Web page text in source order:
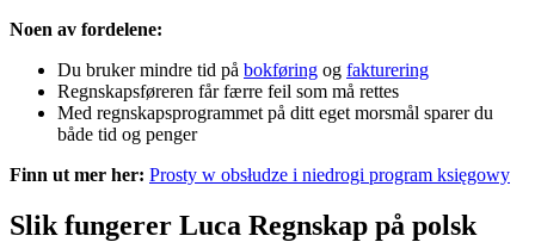
Noen av fordelene:
Du bruker mindre tid på bokføring og fakturering
Regnskapsføreren får færre feil som må rettes
Med regnskapsprogrammet på ditt eget morsmål sparer du
både tid og penger
Finn ut mer her: Prosty w obsłudze i niedrogi program księgowy
Slik fungerer Luca Regnskap på polsk